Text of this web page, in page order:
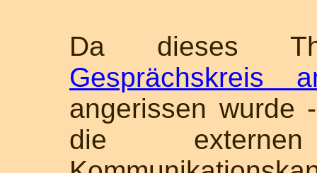
Da dieses
Gesprächskreis
angerissen wurde
die